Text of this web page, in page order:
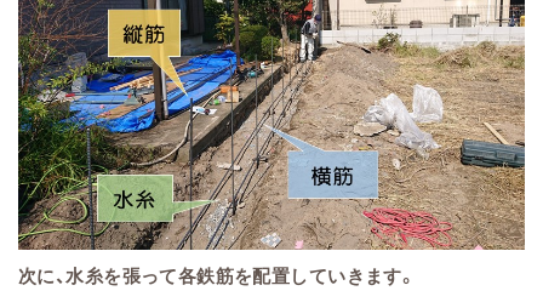
次に、水糸を張って各鉄筋を配置していきます。